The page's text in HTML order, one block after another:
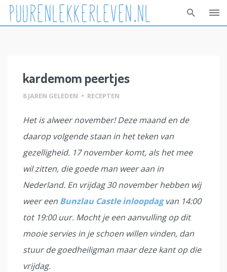
kardemom peertjes
8 JAREN GELEDEN • RECEPTEN
Het is alweer november! Deze maand en de
daarop volgende staan in het teken van
gezelligheid. 17 november komt, als het mee
wil zitten, die goede man weer aan in
Nederland. En vrijdag 30 november hebben wij
weer een Bunzlau Castle inloopdagvan 14:00
tot 19:00 uur. Mocht je een aanvulling op dit
mooie servies in je schoen willen vinden, dan
stuur de goedheiligman maar deze kant op die
vrijdag.